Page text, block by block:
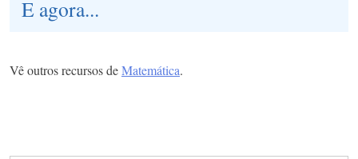
E agora...
Vê outros recursos deMatemática.